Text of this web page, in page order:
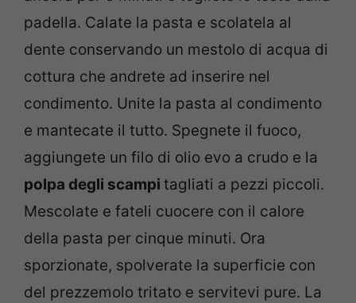
padella. Calate la pasta e scolatela al
dente conservando un mestolo di acqua di
cottura che andrete ad inserire nel
condimento. Unite la pasta al condimento
e mantecate il tutto. Spegnete il fuoco,
aggiungete un filo di olio evo a crudo e la
polpa degli scampi tagliati a pezzi piccoli.
Mescolate e fateli cuocere con il calore
della pasta per cinque minuti. Ora
sporzionate, spolverate la superficie con
del prezzemolo tritato e servitevi pure. La